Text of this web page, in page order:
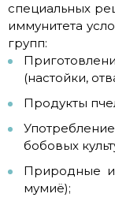
специальных
иммунитета
групп:
(настойки,
Продукты
бобовых
Природные
мумиё);